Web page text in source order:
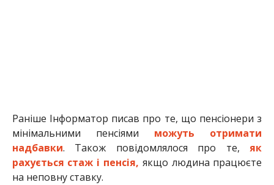
Раніше Інформатор писав про те, що пенсіонери з
мінімальними пенсіями можуть отримати
надбавки. Також повідомлялося про те, як
рахується стаж і пенсія, якщо людина працюєте
на неповну ставку.